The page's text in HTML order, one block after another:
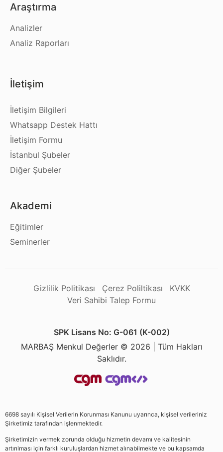
Araştırma
Analizler
Analiz Raporları
İletişim
İletişim Bilgileri
Whatsapp Destek Hattı
İletişim Formu
İstanbul Şubeler
Diğer Şubeler
Akademi
Eğitimler
Seminerler
Gizlilik Politikası Çerez Poliltikası
KVKK
Veri Sahibi Talep Formu
SPK Lisans No: G-061 (K-002)
MARBAŞ Menkul Değerler © 2026 | Tüm Hakları
Saklıdır.
6698 sayılı Kişisel Verilerin Korunması Kanunu uyarınca, kişisel verileriniz
Şirketimiz tarafından işlenmektedir.
Şirketimizin vermek zorunda olduğu hizmetin devamı ve kalitesinin
artırılması için farklı kuruluşlardan hizmet alınabilmekte ve bu kapsamda